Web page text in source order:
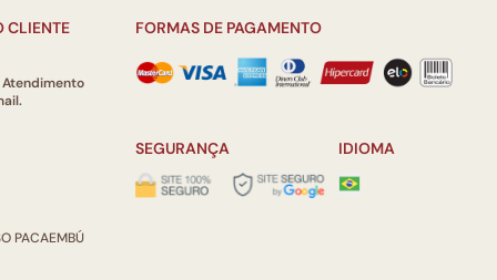
CLIENTE
Atendimento
PACAEMBÚ
FORMAS DE PAGAMENTO
SEGURANÇA IDIOMA